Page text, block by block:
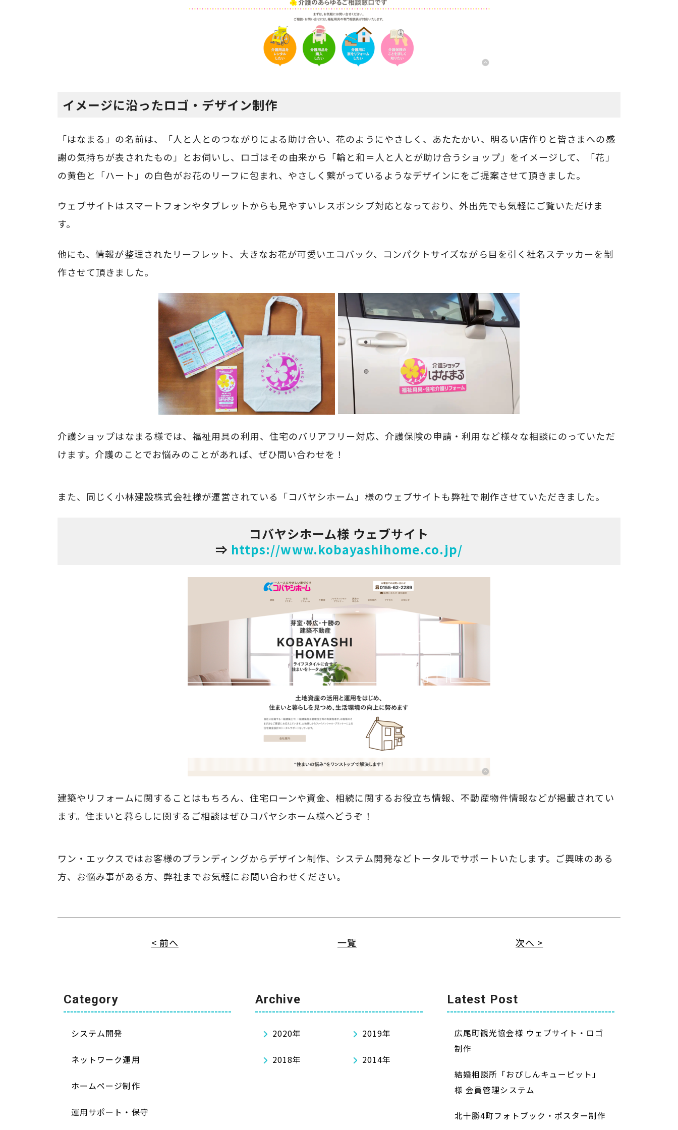
イメージに沿ったロゴ・デザイン制作
「はなまる」の名前は、「人と人とのつながりによる助け合い、花のようにやさしく、あたたかい、明るい店作りと皆さまへの感
謝の気持ちが表されたもの」とお伺いし、ロゴはその由来から「輪と和＝人と人とが助け合うショップ」をイメージして、「花」
の黄色と「ハート」の白色がお花のリーフに包まれ、やさしく繋がっているようなデザインにをご提案させて頂きました。
ウェブサイトはスマートフォンやタブレットからも見やすいレスポンシブ対応となっており、外出先でも気軽にご覧いただけま
す。
他にも、情報が整理されたリーフレット、大きなお花が可愛いエコバック、コンパクトサイズながら目を引く社名ステッカーを制
作させて頂きました。
介護ショップはなまる様では、福祉用具の利用、住宅のバリアフリー対応、介護保険の申請・利用など様々な相談にのっていただ
けます。介護のことでお悩みのことがあれば、ぜひ問い合わせを！
また、同じく小林建設株式会社様が運営されている「コバヤシホーム」様のウェブサイトも弊社で制作させていただきました。
コバヤシホーム様 ウェブサイト
⇒ https://www.kobayashihome.co.jp/
建築やリフォームに関することはもちろん、住宅ローンや資金、相続に関するお役立ち情報、不動産物件情報などが掲載されてい
ます。住まいと暮らしに関するご相談はぜひコバヤシホーム様へどうぞ！
ワン・エックスではお客様のブランディングからデザイン制作、システム開発などトータルでサポートいたします。ご興味のある
方、お悩み事がある方、弊社までお気軽にお問い合わせください。
< 前へ 一覧 次へ >
Category
システム開発
ネットワーク運用
ホームページ制作
運用サポート・保守
Archive
2020年 2019年
2018年 2014年
Latest Post
広尾町観光協会様 ウェブサイト・ロゴ
制作
結婚相談所「おびしんキューピット」
様 会員管理システム
北十勝4町フォトブック・ポスター制作